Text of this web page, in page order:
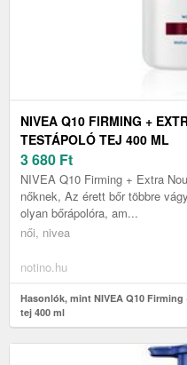
NIVEA Q10 FIRMING +
TESTÁPOLÓ TEJ 400 ML
3 680 Ft
NIVEA Q10 Firming + Extra
nőknek, Az érett bőr többre
olyan bőrápolóra, am...
női, nivea
notino.hu
Hasonlók, mint NIVEA Q10
tej 400 ml